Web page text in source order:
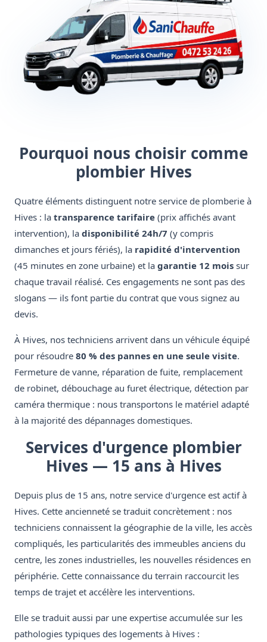
Pourquoi nous choisir comme
plombier Hives
Quatre éléments distinguent notre service de plomberie à
Hives : la transparence tarifaire (prix affichés avant
intervention), la disponibilité 24h/7 (y compris
dimanches et jours fériés), la rapidité d'intervention
(45 minutes en zone urbaine) et la garantie 12 mois sur
chaque travail réalisé. Ces engagements ne sont pas des
slogans — ils font partie du contrat que vous signez au
devis.
À Hives, nos techniciens arrivent dans un véhicule équipé
pour résoudre 80 % des pannes en une seule visite.
Fermeture de vanne, réparation de fuite, remplacement
de robinet, débouchage au furet électrique, détection par
caméra thermique : nous transportons le matériel adapté
à la majorité des dépannages domestiques.
Services d'urgence plombier
Hives — 15 ans à Hives
Depuis plus de 15 ans, notre service d'urgence est actif à
Hives. Cette ancienneté se traduit concrètement : nos
techniciens connaissent la géographie de la ville, les accès
compliqués, les particularités des immeubles anciens du
centre, les zones industrielles, les nouvelles résidences en
périphérie. Cette connaissance du terrain raccourcit les
temps de trajet et accélère les interventions.
Elle se traduit aussi par une expertise accumulée sur les
pathologies typiques des logements à Hives :